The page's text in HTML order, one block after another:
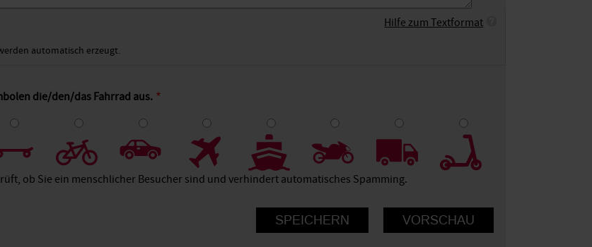
Hilfe zum Textformat
automatisch erzeugt.
die/den/das Fahrrad aus.
6 9 10
ob Sie ein menschlicher Besucher sind und verhindert automatisches Spamming.